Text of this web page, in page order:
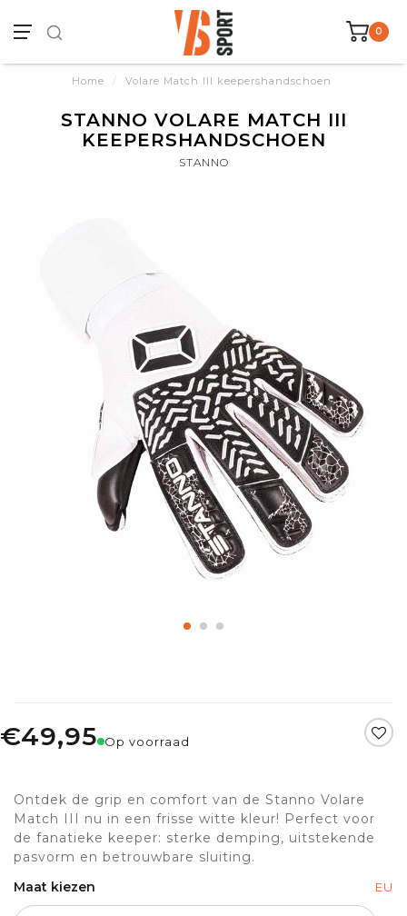
0
Home / Volare Match III keepershandschoen
STANNO VOLARE MATCH III
KEEPERSHANDSCHOEN
STANNO
€49,95 Op voorraad
Ontdek de grip en comfort van de Stanno Volare
Match III nu in een frisse witte kleur! Perfect voor
de fanatieke keeper: sterke demping, uitstekende
pasvorm en betrouwbare sluiting.
Maat kiezen
EU